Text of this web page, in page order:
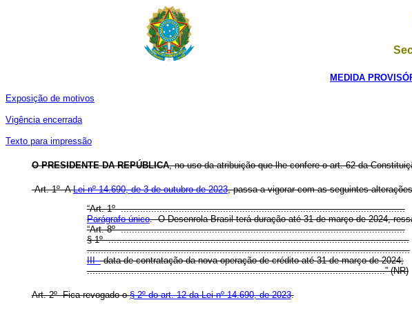
MEDIDA
Exposição de motivos
Vigência encerrada
Texto para impressão
O PRESIDENTE DA REPÚBLICA, no uso da atribuição que lhe confere o art. 62 da
Art. 1º ALei nº 14.690, de 3 de outubro de 2023, passa a vigorar com as seguintes
“Art. 1º .......................................................................................................
Parágrafo único. O Desenrola Brasil terá duração até 31 de março de 2024,
“Art. 8º .......................................................................................................
§ 1º .............................................................................................................
.....................................................................................................................
III -data de contratação da nova operação de crédito até 31 de março de 2024;
............................................................................................................” (NR)
Art. 2º Fica revogado o§ 2º do art. 12 da Lei nº 14.690, de 2023.